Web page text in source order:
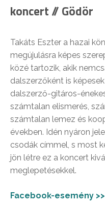
koncert // Gödör
Takáts Eszter a hazai
megújulásra képes
közé tartozik, akik
dalszerzőként is
dalszerző-gitáros-
számtalan elismerés,
számtalan lemez és
években. Idén nyáron
csodák címmel, s most
jön létre ez a koncert
meglepetésekkel.
Facebook-esemény >>